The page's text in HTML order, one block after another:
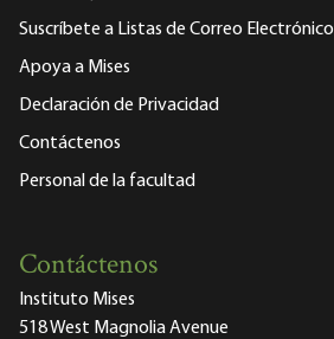
Suscríbete a Listas de Correo Electrónico
Apoya a Mises
Declaración de Privacidad
Contáctenos
Personal de la facultad
Contáctenos
Instituto Mises
518 West Magnolia Avenue